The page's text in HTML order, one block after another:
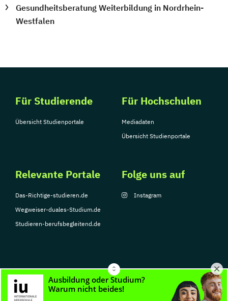
Gesundheitsberatung Weiterbildung in Nordrhein-
Westfalen
Für Studierende
Übersicht Studienportale
Für Hochschulen
Mediadaten
Übersicht Studienportale
Relevante Portale
Das-Richtige-studieren.de
Wegweiser-duales-Studium.de
Studieren-berufsbegleitend.de
Folge uns auf
Instagram
© Copyright 2026, TarGroup Media GmbH